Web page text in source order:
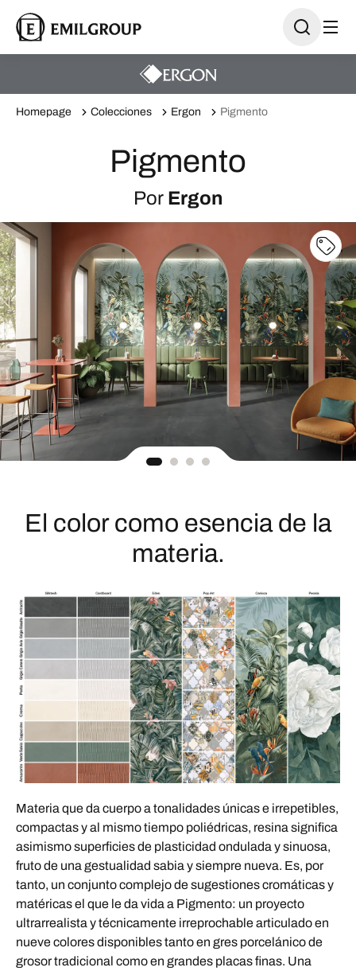
Homepage Colecciones Ergon Pigmento
Pigmento
Por Ergon
El color como esencia de la
materia.
Materia que da cuerpo a tonalidades únicas e irrepetibles,
compactas y al mismo tiempo poliédricas, resina significa
asimismo superficies de plasticidad ondulada y sinuosa,
fruto de una gestualidad sabia y siempre nueva. Es, por
tanto, un conjunto complejo de sugestiones cromáticas y
matéricas el que le da vida a Pigmento: un proyecto
ultrarrealista y técnicamente irreprochable articulado en
nueve colores disponibles tanto en gres porcelánico de
grosor tradicional como en grandes placas finas. Una